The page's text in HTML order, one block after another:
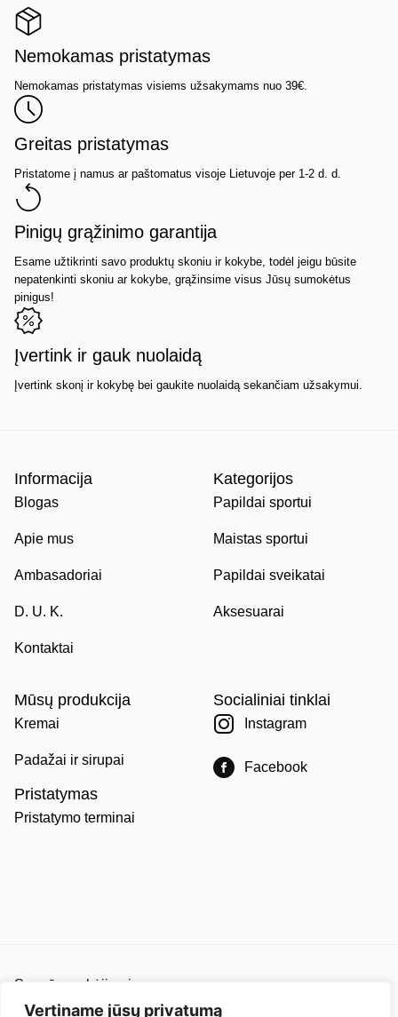
Vertiname jūsų privatumą
Nemokamas pristatymas
Nemokamas pristatymas visiems užsakymams nuo 39€.
Greitas pristatymas
Pristatome į namus ar paštomatus visoje Lietuvoje per 1-2 d. d.
Pinigų grąžinimo garantija
Esame užtikrinti savo produktų skoniu ir kokybe, todėl jeigu būsite
nepatenkinti skoniu ar kokybe, grąžinsime visus Jūsų sumokėtus
pinigus!
Įvertink ir gauk nuolaidą
Įvertink skonį ir kokybę bei gaukite nuolaidą sekančiam užsakymui.
Informacija
Blogas
Apie mus
Ambasadoriai
D. U. K.
Kontaktai
Kategorijos
Papildai sportui
Maistas sportui
Papildai sveikatai
Aksesuarai
Mūsų produkcija
Kremai
Padažai ir sirupai
Pristatymas
Pristatymo terminai
Socialiniai tinklai
Instagram
Facebook
Saugūs mokėjimai
Pirkimo ir pardavimo taisyklės